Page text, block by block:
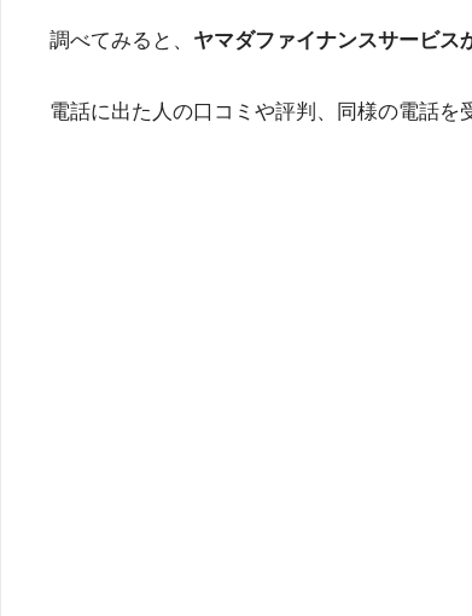
調べてみると、 ヤマダファイナンスサービス
電話に出た人の口コミや評判、同様の電話を